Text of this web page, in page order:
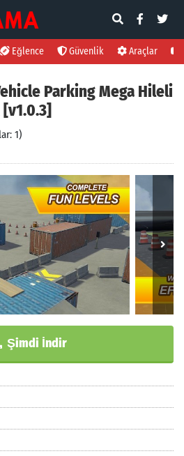
Eğlence Güvenlik Araçlar
Parking Mega Hileli
1)
Şimdi İndir